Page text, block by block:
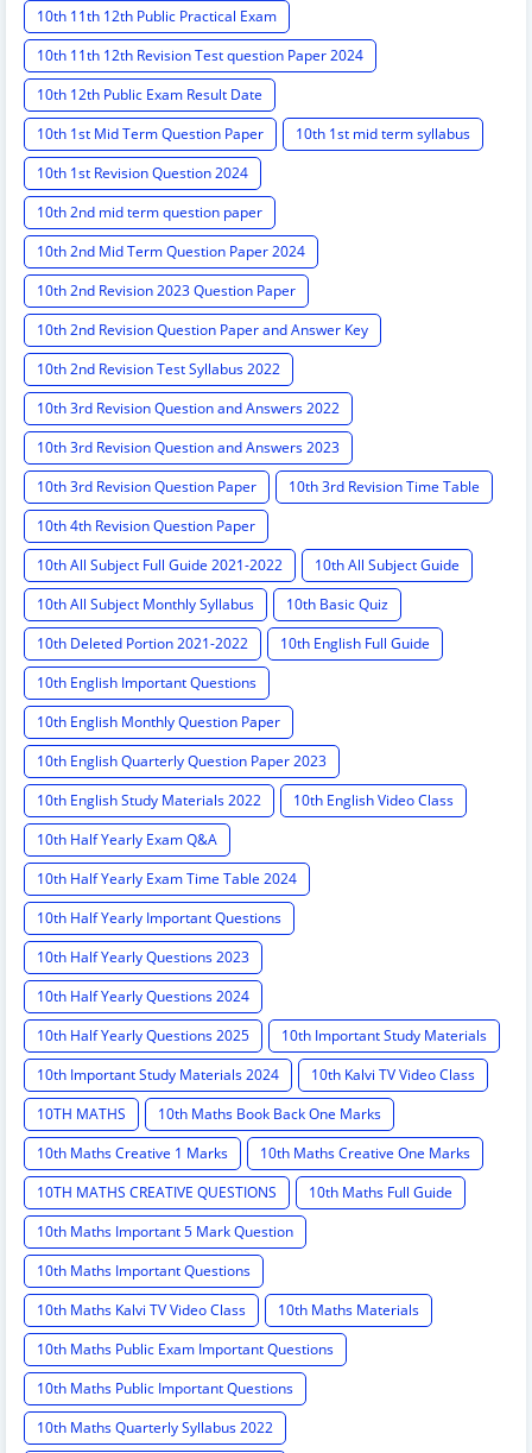
10th 11th 12th Public Practical Exam
10th 11th 12th Revision Test question Paper 2024
10th 12th Public Exam Result Date
10th 1st Mid Term Question Paper
10th 1st mid term syllabus
10th 1st Revision Question 2024
10th 2nd mid term question paper
10th 2nd Mid Term Question Paper 2024
10th 2nd Revision 2023 Question Paper
10th 2nd Revision Question Paper and Answer Key
10th 2nd Revision Test Syllabus 2022
10th 3rd Revision Question and Answers 2022
10th 3rd Revision Question and Answers 2023
10th 3rd Revision Question Paper
10th 3rd Revision Time Table
10th 4th Revision Question Paper
10th All Subject Full Guide 2021-2022
10th All Subject Guide
10th All Subject Monthly Syllabus
10th Basic Quiz
10th Deleted Portion 2021-2022
10th English Full Guide
10th English Important Questions
10th English Monthly Question Paper
10th English Quarterly Question Paper 2023
10th English Study Materials 2022
10th English Video Class
10th Half Yearly Exam Q&A
10th Half Yearly Exam Time Table 2024
10th Half Yearly Important Questions
10th Half Yearly Questions 2023
10th Half Yearly Questions 2024
10th Half Yearly Questions 2025
10th Important Study Materials
10th Important Study Materials 2024
10th Kalvi TV Video Class
10TH MATHS
10th Maths Book Back One Marks
10th Maths Creative 1 Marks
10th Maths Creative One Marks
10TH MATHS CREATIVE QUESTIONS
10th Maths Full Guide
10th Maths Important 5 Mark Question
10th Maths Important Questions
10th Maths Kalvi TV Video Class
10th Maths Materials
10th Maths Public Exam Important Questions
10th Maths Public Important Questions
10th Maths Quarterly Syllabus 2022